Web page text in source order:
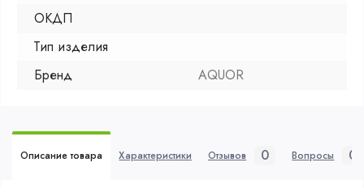
ОКДП
Тип изделия
Бренд
AQUOR
Описание товара Характеристики Отзывов 0 Вопросы 0